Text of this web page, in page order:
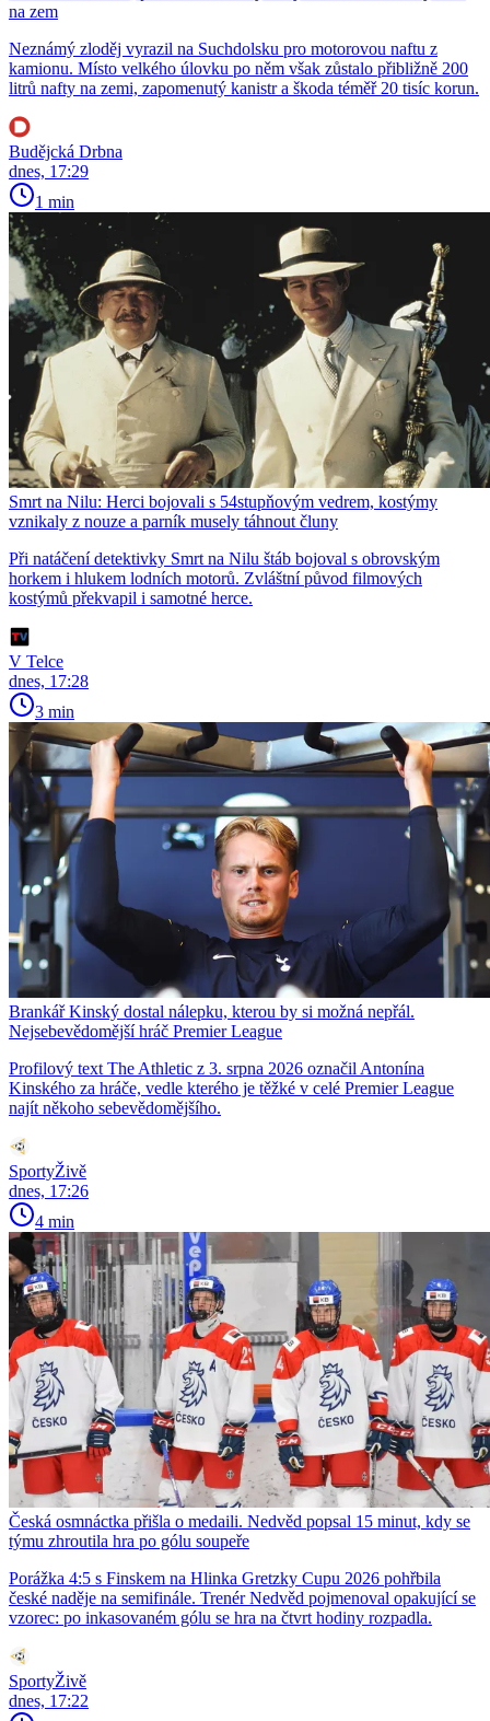
na zem
Neznámý zloděj vyrazil na Suchdolsku pro motorovou naftu z
kamionu. Místo velkého úlovku po něm však zůstalo přibližně 200
litrů nafty na zemi, zapomenutý kanistr a škoda téměř 20 tisíc korun.
Budějcká Drbna
dnes, 17:29
1 min
Smrt na Nilu: Herci bojovali s 54stupňovým vedrem, kostýmy
vznikaly z nouze a parník musely táhnout čluny
Při natáčení detektivky Smrt na Nilu štáb bojoval s obrovským
horkem i hlukem lodních motorů. Zvláštní původ filmových
kostýmů překvapil i samotné herce.
V Telce
dnes, 17:28
3 min
Brankář Kinský dostal nálepku, kterou by si možná nepřál.
Nejsebevědomější hráč Premier League
Profilový text The Athletic z 3. srpna 2026 označil Antonína
Kinského za hráče, vedle kterého je těžké v celé Premier League
najít někoho sebevědomějšího.
SportyŽivě
dnes, 17:26
4 min
Česká osmnáctka přišla o medaili. Nedvěd popsal 15 minut, kdy se
týmu zhroutila hra po gólu soupeře
Porážka 4:5 s Finskem na Hlinka Gretzky Cupu 2026 pohřbila
české naděje na semifinále. Trenér Nedvěd pojmenoval opakující se
vzorec: po inkasovaném gólu se hra na čtvrt hodiny rozpadla.
SportyŽivě
dnes, 17:22